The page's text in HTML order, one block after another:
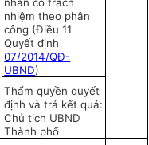
nhiệm theo phân
công (Điều 11
Quyết định
07/2014/QĐ-
UBND)
Thẩm quyền quyết
định và trả kết quả:
Chủ tịch UBND
Thành phố